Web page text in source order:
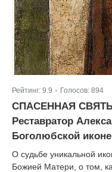
Рейтинг: 9.9 Голосов: 894
СПАСЕННАЯ
Реставратор
Боголюбской
О судьбе уникальной
Божией Матери, о том,